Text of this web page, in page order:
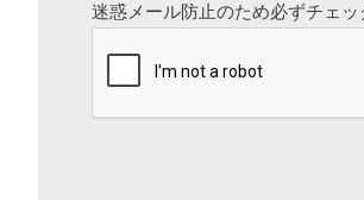
迷惑メール防止のため必ずチェ